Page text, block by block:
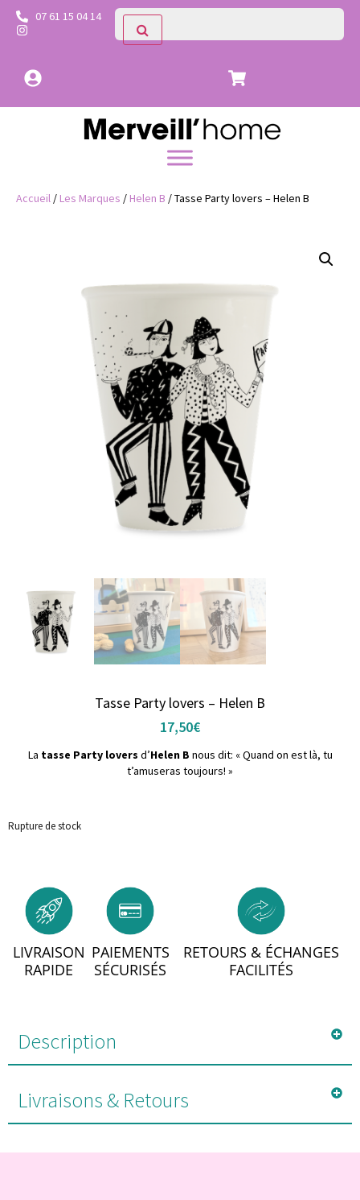
07 61 15 04 14
Accueil /Les Marques /Helen B / Tasse Party lovers – Helen B
Tasse Party lovers – Helen B
17,50€
La tasse Party lovers d’Helen B nous dit: « Quand on est là, tu
t’amuseras toujours! »
Rupture de stock
LIVRAISON
RAPIDE
PAIEMENTS
SÉCURISÉS
RETOURS & ÉCHANGES
FACILITÉS
Description
Livraisons & Retours